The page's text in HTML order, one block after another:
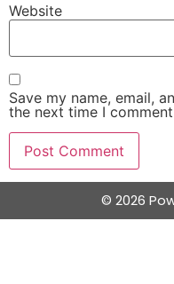
Website
Save my name, email,
the next time I
© 2026